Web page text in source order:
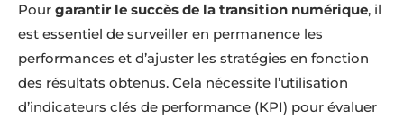
Pour garantir le succès de la transition numérique, il
est essentiel de surveiller en permanence les
performances et d’ajuster les stratégies en fonction
des résultats obtenus. Cela nécessite l’utilisation
d’indicateurs clés de performance (KPI) pour évaluer